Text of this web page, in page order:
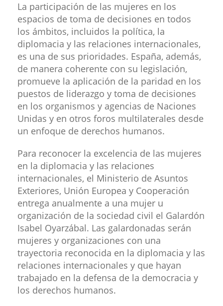
La participación de las mujeres en los
espacios de toma de decisiones en todos
los ámbitos, incluidos la política, la
diplomacia y las relaciones internacionales,
es una de sus prioridades. España, además,
de manera coherente con su legislación,
promueve la aplicación de la paridad en los
puestos de liderazgo y toma de decisiones
en los organismos y agencias de Naciones
Unidas y en otros foros multilaterales desde
un enfoque de derechos humanos.
Para reconocer la excelencia de las mujeres
en la diplomacia y las relaciones
internacionales, el Ministerio de Asuntos
Exteriores, Unión Europea y Cooperación
entrega anualmente a una mujer u
organización de la sociedad civil el Galardón
Isabel Oyarzábal. Las galardonadas serán
mujeres y organizaciones con una
trayectoria reconocida en la diplomacia y las
relaciones internacionales y que hayan
trabajado en la defensa de la democracia y
los derechos humanos.